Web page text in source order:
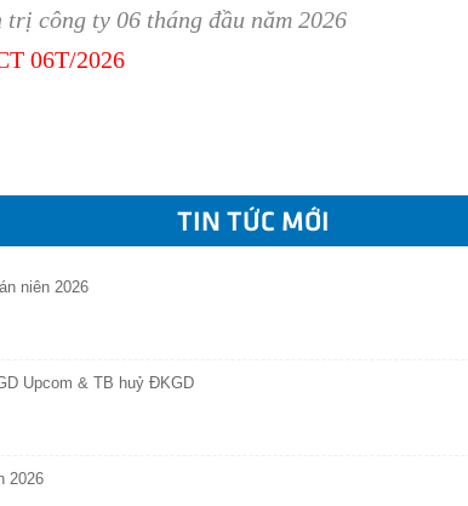
công ty 06 tháng đầu năm 2026
06T/2026
TIN TỨC MỚI
niên 2026
Upcom & TB huỷ ĐKGD
2026